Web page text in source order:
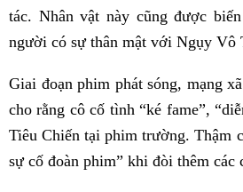
tác. Nhân vật này cũng được
người có sự thân mật với Ngụy Vô
Giai đoạn phim phát sóng, mạng
cho rằng cô cố tình “ké fame”,
Tiêu Chiến tại phim trường. Thậm
sự cố đoàn phim” khi đòi thêm các